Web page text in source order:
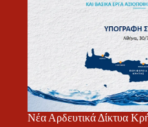
Νέα Αρδευτικά Δίκτυα